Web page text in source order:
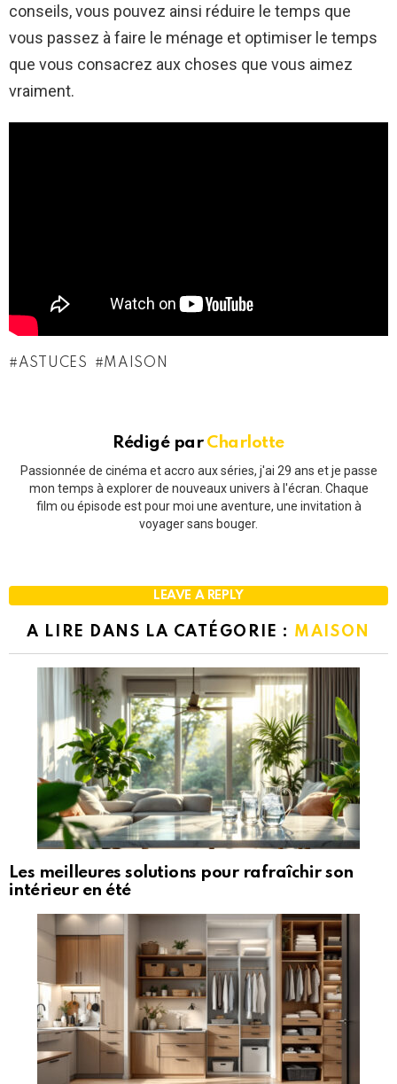
conseils, vous pouvez ainsi réduire le temps que
vous passez à faire le ménage et optimiser le temps
que vous consacrez aux choses que vous aimez
vraiment.
ASTUCES MAISON
Rédigé par Charlotte
Passionnée de cinéma et accro aux séries, j'ai 29 ans et je passe
mon temps à explorer de nouveaux univers à l'écran. Chaque
film ou épisode est pour moi une aventure, une invitation à
voyager sans bouger.
LEAVE A REPLY
A LIRE DANS LA CATÉGORIE : MAISON
Les meilleures solutions pour rafraîchir son
intérieur en été